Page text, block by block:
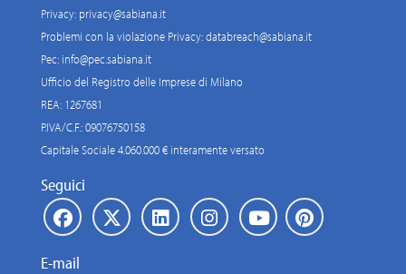
Privacy: privacy@sabiana.it
Problemi con la violazione Privacy:databreach@sabiana.it
Pec: info@pec.sabiana.it
Ufficio del Registro delle Imprese di Milano
REA: 1267681
P.IVA/C.F.: 09076750158
Capitale Sociale 4.060.000 € interamente versato
Seguici
E-mail